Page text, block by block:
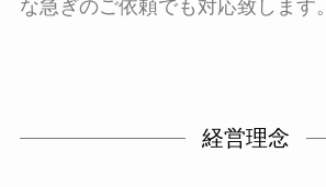
な急ぎのご依頼でも対応致します。
経営理念